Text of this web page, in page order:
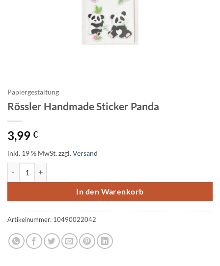
Papiergestaltung
Rössler Handmade Sticker Panda
3,99 €
inkl. 19 % MwSt.zzgl.Versand
In den Warenkorb
Artikelnummer: 10490022042